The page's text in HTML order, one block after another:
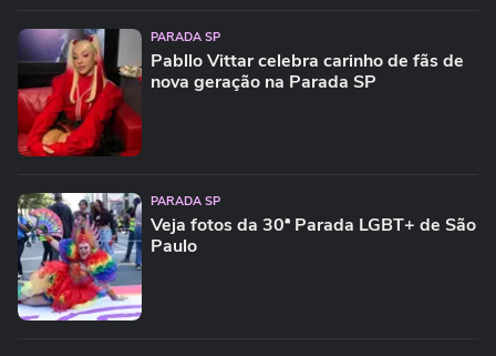
PARADA SP
Pabllo Vittar celebra carinho de fãs de
nova geração na Parada SP
PARADA SP
Veja fotos da 30ª Parada LGBT+ de São
Paulo